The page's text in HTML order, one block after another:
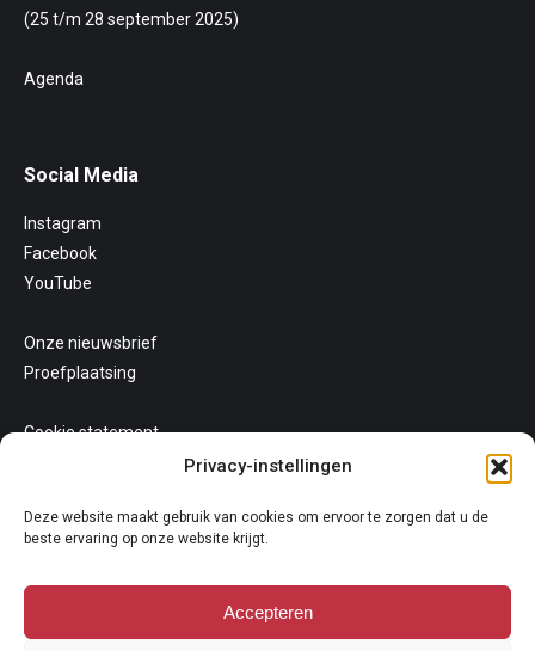
Privacy-instellingen
Deze website maakt gebruik van cookies om ervoor te zorgen dat u de
beste ervaring op onze website krijgt.
Accepteren
(25 t/m 28 september 2025)
Agenda
Social Media
Instagram
Facebook
YouTube
Onze nieuwsbrief
Proefplaatsing
Cookie statement